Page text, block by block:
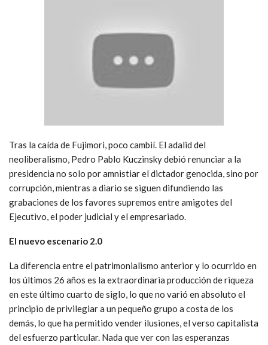
Tras la caída de Fujimori, poco cambií. El adalid del
neoliberalismo, Pedro Pablo Kuczinsky debió renunciar a la
presidencia no solo por amnistiar el dictador genocida, sino por
corrupción, mientras a diario se siguen difundiendo las
grabaciones de los favores supremos entre amigotes del
Ejecutivo, el poder judicial y el empresariado.
El nuevo escenario 2.0
La diferencia entre el patrimonialismo anterior y lo ocurrido en
los últimos 26 años es la extraordinaria producción de riqueza
en este último cuarto de siglo, lo que no varió en absoluto el
principio de privilegiar a un pequeño grupo a costa de los
demás, lo que ha permitido vender ilusiones, el verso capitalista
del esfuerzo particular. Nada que ver con las esperanzas